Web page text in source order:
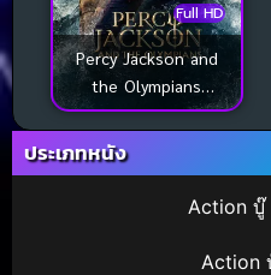
Full HD
Percy Jackson and
the Olympians
Season 1
ประเภทหนัง
Action บู๊
Action